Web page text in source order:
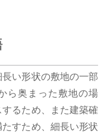
い形状の敷地の一部
ら奥まった敷地の場
るため、また建築確
すため、細長い形状